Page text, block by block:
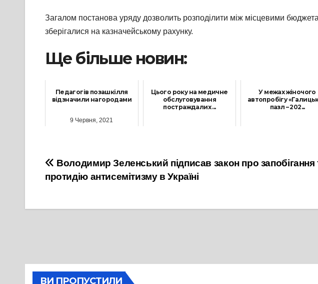
Загалом постанова уряду дозволить розподілити між місцевими
зберігалися на казначейському рахунку.
Ще більше новин:
Педагогів позашкілля
відзначили нагородами
9 Червня, 2021
Цього року на медичне
обслуговування
постраждалих ...
У межах жіночого
автопробігу
пазл – 202...
Навігація
записів
Володимир Зеленський підписав закон про запобігання
протидію антисемітизму в Україні
ВИ ПРОПУСТИЛИ